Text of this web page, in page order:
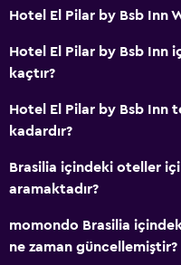
Telefon
Depo
Hizmetler ve kolaylıklar
Uyandırma servisi
24 saat resepsiyon
Hotel El Pilar by Bsb Inn
Hotel El Pilar by Bsb Inn
kaçtır?
Hotel El Pilar by Bsb Inn
kadardır?
Brasilia içindeki oteller
aramaktadır?
momondo Brasilia
ne zaman güncellemiştir?